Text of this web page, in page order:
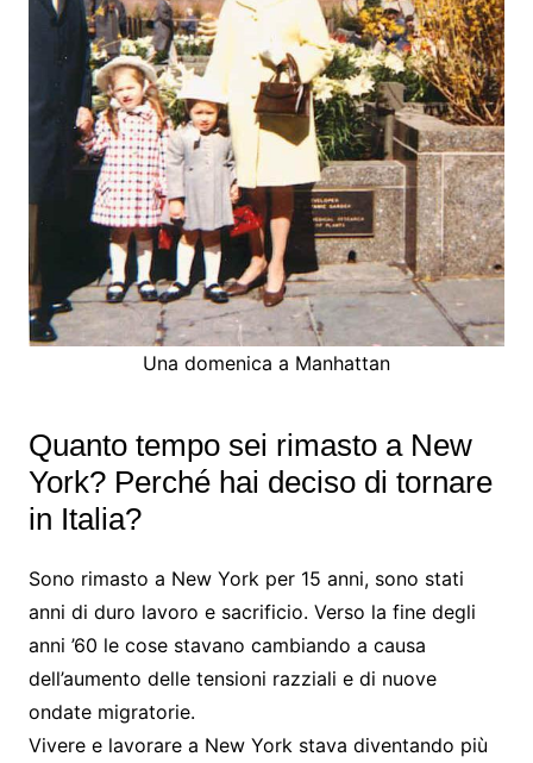
Una domenica a Manhattan
Quanto tempo sei rimasto a New
York? Perché hai deciso di tornare
in Italia?
Sono rimasto a New York per 15 anni, sono stati
anni di duro lavoro e sacrificio. Verso la fine degli
anni ’60 le cose stavano cambiando a causa
dell’aumento delle tensioni razziali e di nuove
ondate migratorie.
Vivere e lavorare a New York stava diventando più